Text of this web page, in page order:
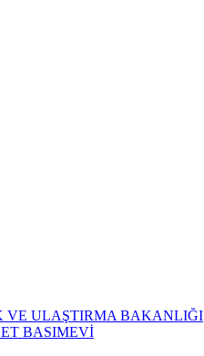
VE ULAŞTIRMA BAKANLIĞI
BASIMEVİ